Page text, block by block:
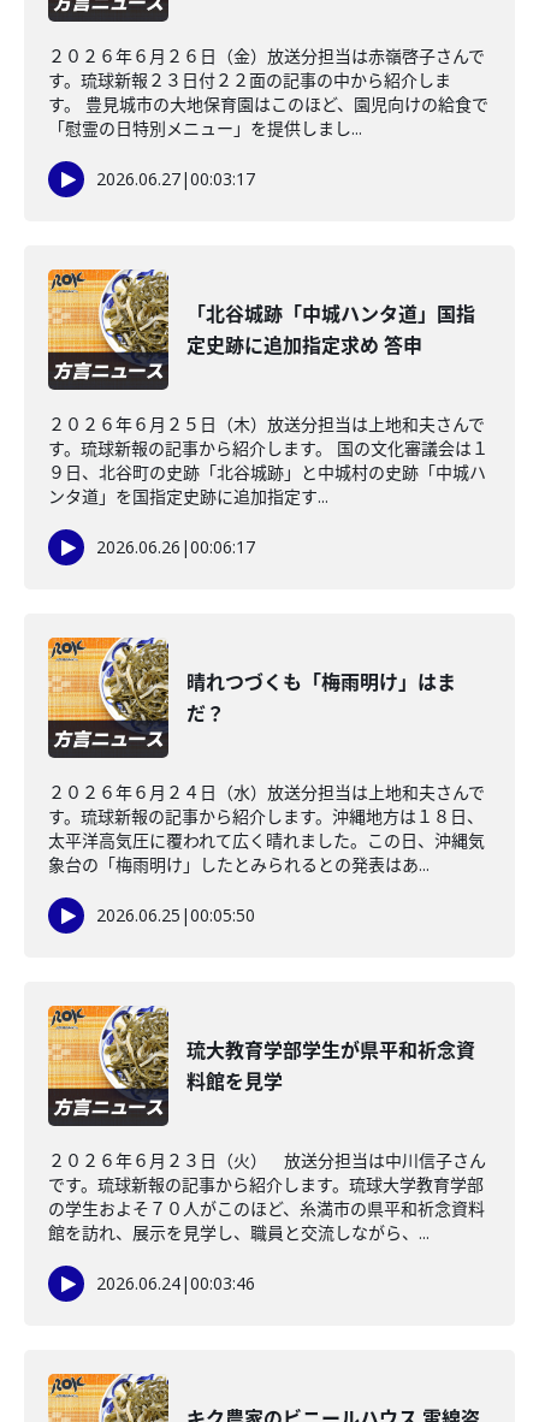
２０２６年６月２６日（金）放送分担当は赤嶺啓子さんで
す。琉球新報２３日付２２面の記事の中から紹介しま
す。 豊見城市の大地保育園はこのほど、園児向けの給食で
「慰霊の日特別メニュー」を提供しまし...
2026.06.27|00:03:17
「北谷城跡「中城ハンタ道」国指
定史跡に追加指定求め 答申
２０２６年６月２５日（木）放送分担当は上地和夫さんで
す。琉球新報の記事から紹介します。 国の文化審議会は１
９日、北谷町の史跡「北谷城跡」と中城村の史跡「中城ハ
ンタ道」を国指定史跡に追加指定す...
2026.06.26 |00:06:17
晴れつづくも「梅雨明け」はま
だ？
２０２６年６月２４日（水）放送分担当は上地和夫さんで
す。琉球新報の記事から紹介します。沖縄地方は１８日、
太平洋高気圧に覆われて広く晴れました。この日、沖縄気
象台の「梅雨明け」したとみられるとの発表はあ...
2026.06.25 |00:05:50
琉大教育学部学生が県平和祈念資
料館を見学
２０２６年６月２３日（火） 放送分担当は中川信子さん
です。琉球新報の記事から紹介します。琉球大学教育学部
の学生およそ７０人がこのほど、糸満市の県平和祈念資料
館を訪れ、展示を見学し、職員と交流しながら、...
2026.06.24|00:03:46